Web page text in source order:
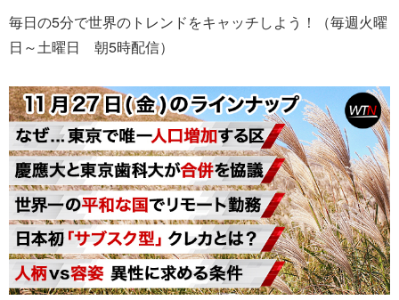
毎日の5分で世界のトレンドをキャッチしよう！（毎週火曜
日～土曜日 朝5時配信）